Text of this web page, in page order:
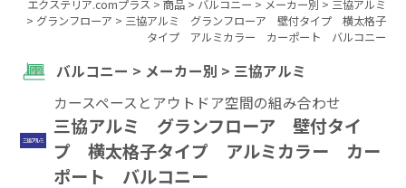
エクステリア.comプラス > 商品> バルコニー > メーカー別 > 三協アルミ
> グランフローア > 三協アルミ グランフローア 壁付タイプ 横太格子
タイプ アルミカラー カーポート バルコニー
バルコニー > メーカー別 > 三協アルミ
カースペースとアウトドア空間の組み合わせ
三協アルミ グランフローア 壁付タイ
プ 横太格子タイプ アルミカラー カー
ポート バルコニー